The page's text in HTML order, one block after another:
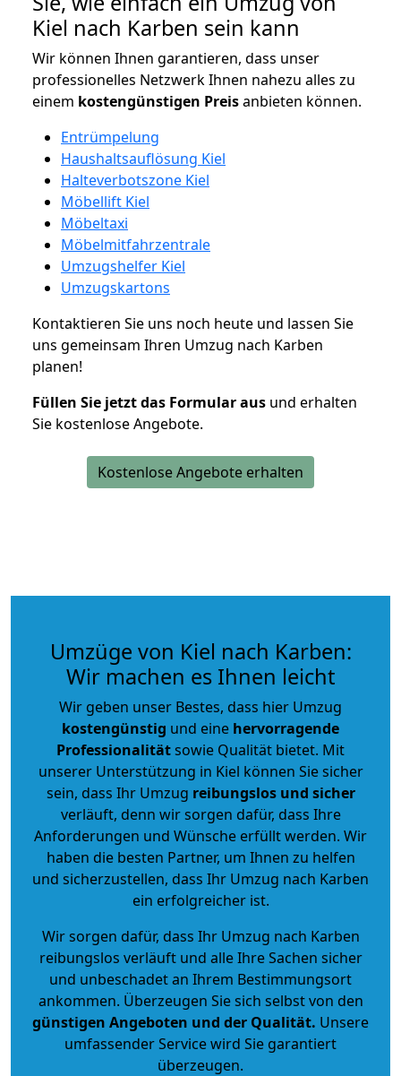
Kiel nach Karben sein kann
Wir können Ihnen garantieren, dass unser
professionelles Netzwerk Ihnen nahezu alles zu
einem kostengünstigen Preisanbieten können.
Entrümpelung
Haushaltsauflösung Kiel
Halteverbotszone Kiel
Möbellift Kiel
Möbeltaxi
Möbelmitfahrzentrale
Umzugshelfer Kiel
Umzugskartons
Kontaktieren Sie uns noch heute und lassen Sie
uns gemeinsam Ihren Umzug nach Karben
planen!
Füllen Sie jetzt das Formular aus und erhalten
Sie kostenlose Angebote.
Kostenlose Angebote erhalten
Umzüge von Kiel nach Karben:
Wir machen es Ihnen leicht
Wir geben unser Bestes, dass hier Umzug
kostengünstig und eine hervorragende
Professionalitätsowie Qualität bietet. Mit
unserer Unterstützung in Kiel können Sie sicher
sein, dass Ihr Umzug reibungslos und sicher
verläuft, denn wir sorgen dafür, dass Ihre
Anforderungen und Wünsche erfüllt werden. Wir
haben die besten Partner, um Ihnen zu helfen
und sicherzustellen, dass Ihr Umzug nach Karben
ein erfolgreicher ist.
Wir sorgen dafür, dass Ihr Umzug nach Karben
reibungslos verläuft und alle Ihre Sachen sicher
und unbeschadet an Ihrem Bestimmungsort
ankommen. Überzeugen Sie sich selbst von den
günstigen Angeboten und der Qualität. Unsere
umfassender Service wird Sie garantiert
überzeugen.